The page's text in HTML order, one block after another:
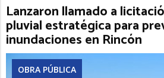
Lanzaron llamado a
pluvial estratégica para
inundaciones en Rincón
OBRA PÚBLICA